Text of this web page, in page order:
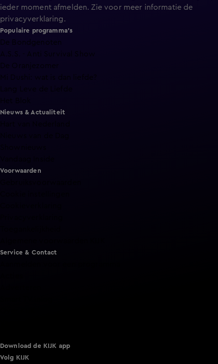
ieder moment afmelden. Zie voor meer informatie de
privacyverklaring.
Populaire programma's
De Bondgenoten
A.S.S. - Anti Survival Show
De Oranjezomer
Mi Dushi: wat is dan liefde?
Nieuws & Actualiteit
Voorwaarden
Service & Contact
Download de KIJK app
Volg KIJK